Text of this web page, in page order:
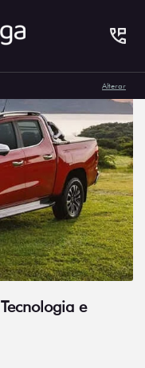
Alterar
e